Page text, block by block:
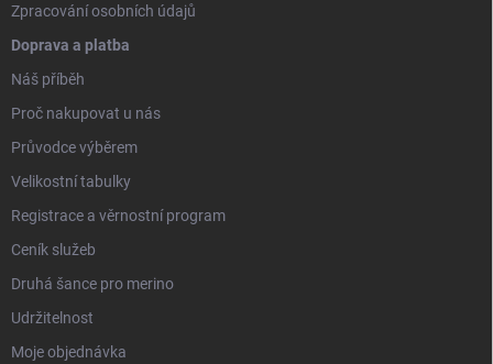
Zpracování osobních údajů
Doprava a platba
Náš příběh
Proč nakupovat u nás
Průvodce výběrem
Velikostní tabulky
Registrace a věrnostní program
Ceník služeb
Druhá šance pro merino
Udržitelnost
Moje objednávka